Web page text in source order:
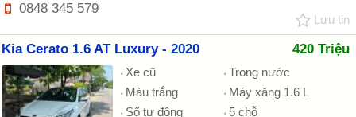
0848 345 579
Lưu tin
Kia Cerato 1.6 AT Luxury - 2020 420 Triệu
Xe cũ
Trong nước
Màu trắng
Máy xăng 1.6 L
Số tự động
5 chỗ